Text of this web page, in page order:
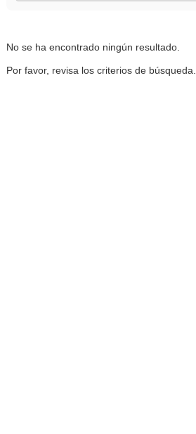
No se ha encontrado ningún resultado.
Por favor, revisa los criterios de búsqueda.